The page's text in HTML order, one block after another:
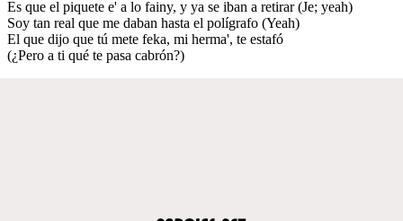
Es que el piquete e' a lo fainy, y ya se iban a retirar (Je; yeah)
Soy tan real que me daban hasta el polígrafo (Yeah)
El que dijo que tú mete feka, mi herma', te estafó
(¿Pero a ti qué te pasa cabrón?)